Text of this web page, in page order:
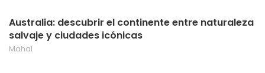
Australia: descubrir el continente entre naturaleza
salvaje y ciudades icónicas
Mahal